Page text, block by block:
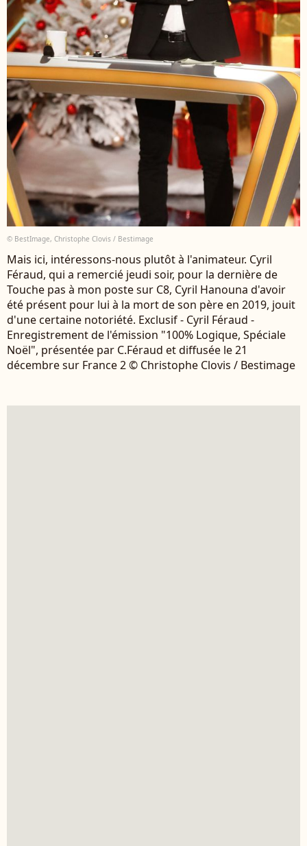
© BestImage, Christophe Clovis / Bestimage
Mais ici, intéressons-nous plutôt à l'animateur. Cyril
Féraud, qui a remercié jeudi soir, pour la dernière de
Touche pas à mon poste sur C8, Cyril Hanouna d'avoir
été présent pour lui à la mort de son père en 2019, jouit
d'une certaine notoriété. Exclusif - Cyril Féraud -
Enregistrement de l'émission "100% Logique, Spéciale
Noël", présentée par C.Féraud et diffusée le 21
décembre sur France 2 © Christophe Clovis / Bestimage